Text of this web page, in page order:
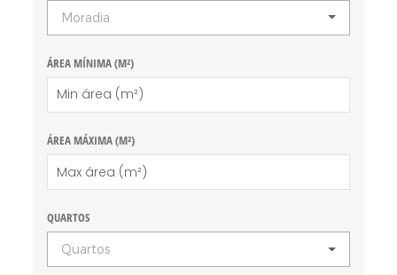
Moradia
ÁREA MÍNIMA (M²)
ÁREA MÁXIMA (M²)
QUARTOS
Quartos